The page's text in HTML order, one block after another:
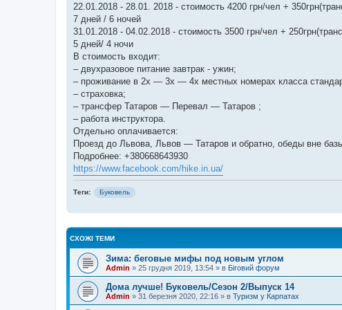
22.01.2018 - 28.01. 2018 - стоимость 4200 грн/чел +
7 дней / 6 ночей
31.01.2018 - 04.02.2018 - стоимость 3500 грн/чел +
5 дней/ 4 ночи
В стоимость входит:
– двухразовое питание завтрак - ужин;
– проживание в 2х — 3х — 4х местных номерах класса
– страховка;
– трансфер Татаров — Перевал — Татаров ;
– работа инструктора.
Отдельно оплачивается:
Проезд до Львова, Львов — Татаров и обратно, обеды вне
Подробнее: +380668643930
https://www.facebook.com/hike.in.ua/
Теги: Буковель
СХОЖІ ТЕМИ
Зима: беговые мифы под новым углом
Admin » 25 грудня 2019, 13:54 » в Біговий форум
Дома лучше! Буковель/Сезон 2/Выпуск 14
Admin » 31 березня 2020, 22:16 » в Туризм у Карпатах